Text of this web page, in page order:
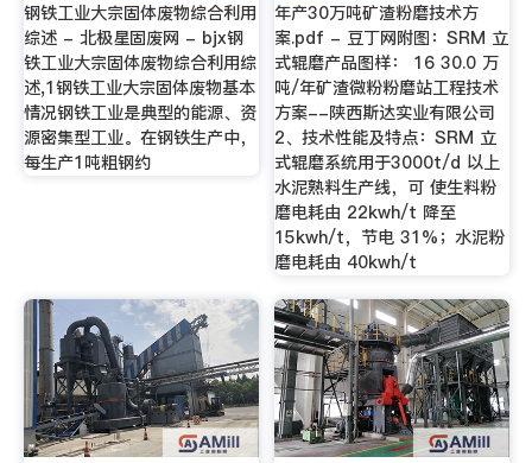
钢铁工业大宗固体废物综合利用
综述 - 北极星固废网 - bjx钢
铁工业大宗固体废物综合利用综
述,1钢铁工业大宗固体废物基本
情况钢铁工业是典型的能源、资
源密集型工业。在钢铁生产中，
每生产1吨粗钢约
年产30万吨矿渣粉磨技术方
案.pdf - 豆丁网附图：SRM 立
式辊磨产品图样： 16 30.0 万
吨/年矿渣微粉粉磨站工程技术
方案--陕西斯达实业有限公司
2、技术性能及特点：SRM 立
式辊磨系统用于3000t/d 以上
水泥熟料生产线，可 使生料粉
磨电耗由 22kwh/t 降至
15kwh/t，节电 31%；水泥粉
磨电耗由 40kwh/t